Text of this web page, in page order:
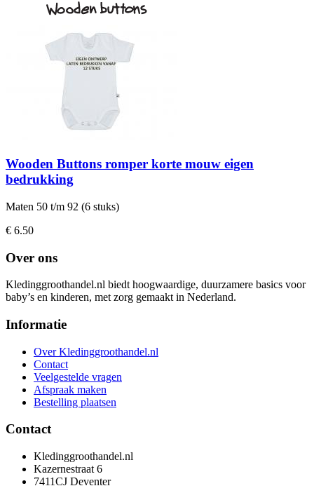
Wooden Buttons romper korte mouw eigen
bedrukking
Maten 50 t/m 92 (6 stuks)
€ 6.50
Over ons
Kledinggroothandel.nl biedt hoogwaardige, duurzamere basics voor
baby’s en kinderen, met zorg gemaakt in Nederland.
Informatie
Over Kledinggroothandel.nl
Contact
Veelgestelde vragen
Afspraak maken
Bestelling plaatsen
Contact
Kledinggroothandel.nl
Kazernestraat 6
7411CJ Deventer